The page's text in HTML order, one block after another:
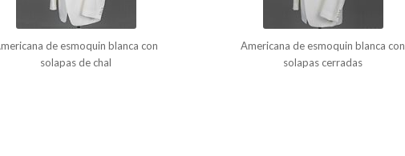
de esmoquin blanca con
solapas de chal
Americana de esmoquin blanca con
solapas cerradas